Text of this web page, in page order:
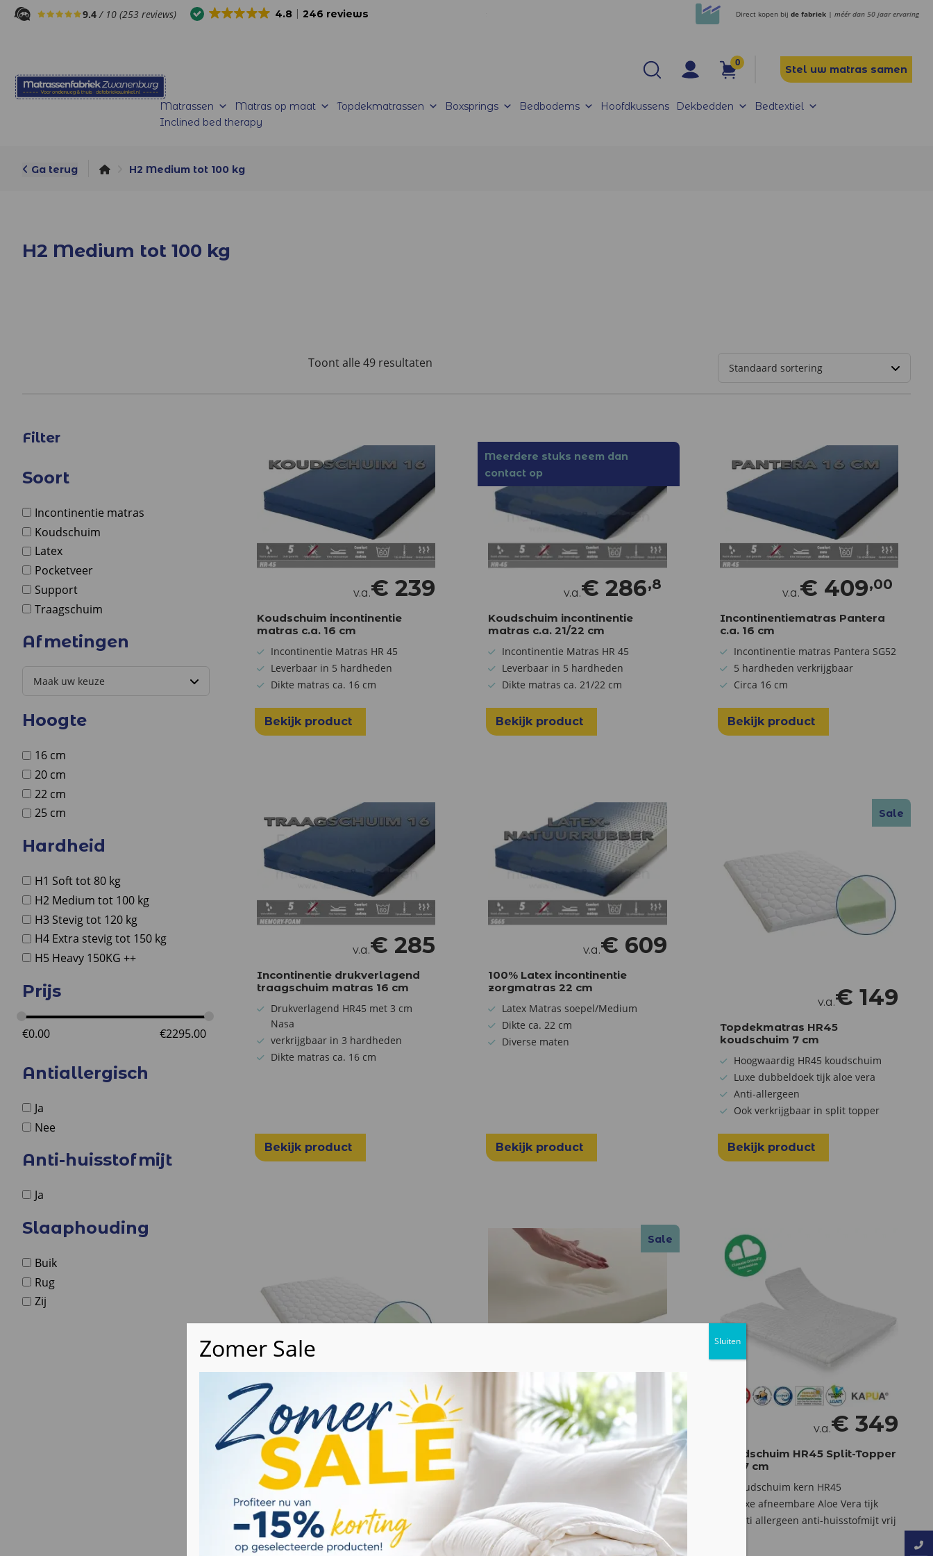
Wij waarderen uw privacy
We gebruiken cookies om uw browse-ervaring te
verbeteren, gepersonaliseerde advertenties of inhoud
weer te geven en ons verkeer te analyseren. Door op
9.4 / 10 (253 reviews) 4.8 246 reviewskorte productietijden | Direct kopen bijde fabriek | méér dan 50 jaar ervaring
0
Stel uw matras samen
Matrassen Matras op maat Topdekmatrassen Boxsprings Bedbodems Hoofdkussens Dekbedden
Bedtextiel
Inclined bed therapy
Ga terug H2 Medium tot 100 kg
H2 Medium tot 100 kg
Toont alle 49 resultaten
Filter
Soort
Incontinentie matras
Koudschuim
Latex
Pocketveer
Support
Traagschuim
Afmetingen
Hoogte
16 cm
20 cm
22 cm
25 cm
Hardheid
H1 Soft tot 80 kg
H2 Medium tot 100 kg
H3 Stevig tot 120 kg
H4 Extra stevig tot 150 kg
H5 Heavy 150KG ++
Prijs
€0.00 €2295.00
Antiallergisch
Ja
Nee
Anti-huisstofmijt
Ja
Slaaphouding
Buik
Rug
Zij
v.a.€239
Koudschuim incontinentie
matras c.a. 16 cm
Incontinentie Matras HR 45
Leverbaar in 5 hardheden
Dikte matras ca. 16 cm
Bekijk product
Meerdere stuks neem dan
contact op
v.a.€ 286,8
Koudschuim incontinentie
matras c.a. 21/22 cm
Incontinentie Matras HR 45
Leverbaar in 5 hardheden
Dikte matras ca. 21/22 cm
Bekijk product
v.a.€ 409,00
Incontinentiematras Pantera
c.a. 16 cm
Incontinentie matras Pantera SG52
5 hardheden verkrijgbaar
Circa 16 cm
Bekijk product
v.a.€285
Incontinentie drukverlagend
traagschuim matras 16 cm
Drukverlagend HR45 met 3 cm
Nasa
verkrijgbaar in 3 hardheden
Dikte matras ca. 16 cm
Bekijk product
v.a.€ 609
100% Latex incontinentie
zorgmatras 22 cm
Latex Matras soepel/Medium
Dikte ca. 22 cm
Diverse maten
Bekijk product
Sale
v.a.€ 149
Topdekmatras HR45
koudschuim 7 cm
Hoogwaardig HR45 koudschuim
Luxe dubbeldoek tijk aloe vera
Anti-allergeen
Ook verkrijgbaar in split topper
Bekijk product
v.a.€189
Topdekmatras HR60
koudschuim 7 cm
Luxe koudschuim kern HR60
Dikte ca. 7 cm
Anti-allergisch/ anti-huisstofmijt
tijk,
Ook verkrijgbaar in split topper
Sale
XXL Topdekmatras originele
nasa traagschuim
Drukverlagend
Temperatuur gevoelig
Luxe Aloë-vera matrashoes
Totale dikte c.a. 9 cm
v.a.€ 349
Koudschuim HR45 Split-Topper
c.a. 7 cm
koudschuim kern HR45
Luxe afneembare Aloe Vera tijk
Anti allergeen anti-huisstofmijt vrij